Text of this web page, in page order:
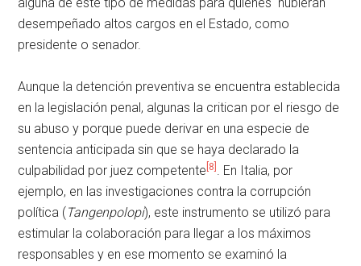
desempeñado altos cargos en el Estado, como
presidente o senador.
Aunque la detención preventiva se encuentra establecida
en la legislación penal, algunas la critican por el riesgo de
su abuso y porque puede derivar en una especie de
sentencia anticipada sin que se haya declarado la
culpabilidad por juez competente [8]
. En Italia, por
ejemplo, en las investigaciones contra la corrupción
política (Tangenpolopi), este instrumento se utilizó para
estimular la colaboración para llegar a los máximos
responsables y en ese momento se examinó la